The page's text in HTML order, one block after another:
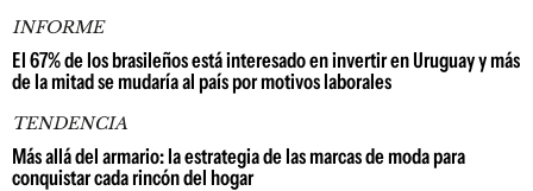
INFORME
El 67% de los brasileños está interesado en invertir en Uruguay y más
de la mitad se mudaría al país por motivos laborales
TENDENCIA
Más allá del armario: la estrategia de las marcas de moda para
conquistar cada rincón del hogar